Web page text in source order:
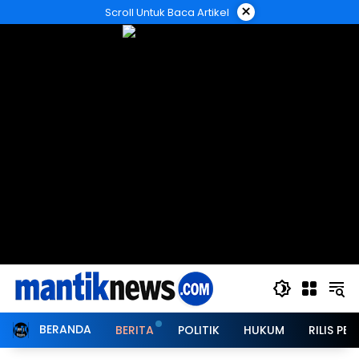
ke
Scroll Untuk Baca Artikel ×
BERANDA BERITA POLITIK HUKUM RILIS